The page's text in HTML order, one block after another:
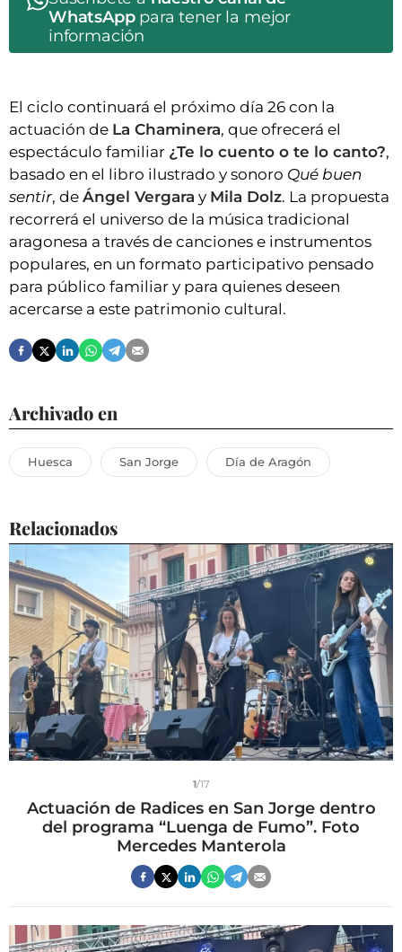
WhatsApppara tener la mejor
información
El ciclo continuará el próximo día 26 con la
actuación de La Chaminera, que ofrecerá el
espectáculo familiar ¿Te lo cuento o te lo canto?,
basado en el libro ilustrado y sonoro Qué buen
sentir, de Ángel Vergara y Mila Dolz. La propuesta
recorrerá el universo de la música tradicional
aragonesa a través de canciones e instrumentos
populares, en un formato participativo pensado
para público familiar y para quienes deseen
acercarse a este patrimonio cultural.
Archivado en
Huesca San Jorge Día de Aragón
Relacionados
1/17
Actuación de Radices en San Jorge dentro
del programa “Luenga de Fumo”. Foto
Mercedes Manterola